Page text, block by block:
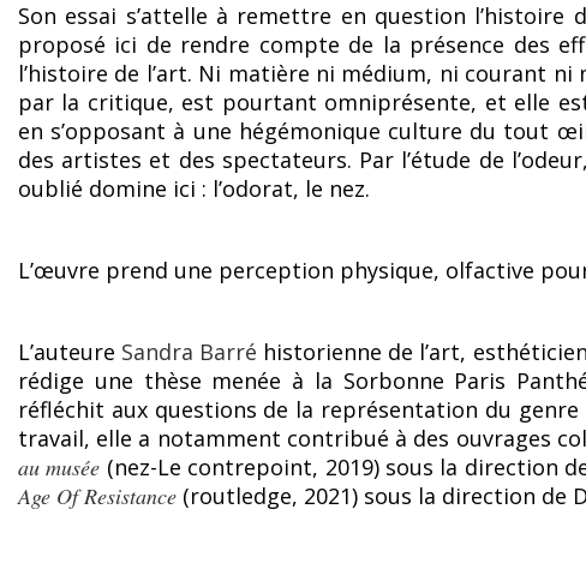
Son essai s’attelle à remettre en question
proposé ici de rendre compte de la présence des
l’histoire de l’art. Ni matière ni médium, ni courant
par la critique, est pourtant omniprésente, et elle
en s’opposant à une hégémonique culture du tout
des artistes et des spectateurs. Par l’étude de
oublié domine ici : l’odorat, le nez.
L’œuvre prend une perception physique, olfactive
L’auteure Sandra Barré historienne de l’art,
rédige une thèse menée à la Sorbonne Paris
réfléchit aux questions de la représentation du genre
travail, elle a notamment contribué à des ouvrages
au musée (nez-Le contrepoint, 2019) sous la direction
Age Of Resistance (routledge, 2021) sous la direction de